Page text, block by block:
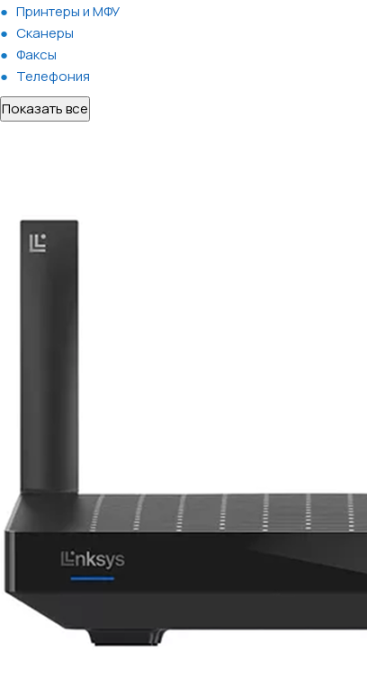
Принтеры и МФУ
Сканеры
Факсы
Телефония
Показать все